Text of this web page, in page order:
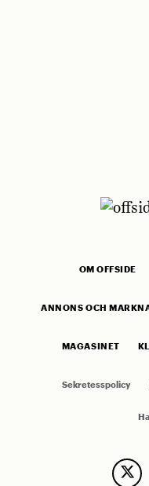
OM OFFSIDE
ANNONS OCH
MAGASINET
Sekretesspolicy